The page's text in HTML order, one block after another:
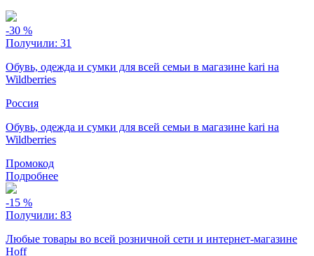
-30 %
Получили: 31
Обувь, одежда и сумки для всей семьи в магазине kari на
Wildberries
Россия
Обувь, одежда и сумки для всей семьи в магазине kari на
Wildberries
Промокод
Подробнее
-15 %
Получили: 83
Любые товары во всей розничной сети и интернет-магазине
Hoff